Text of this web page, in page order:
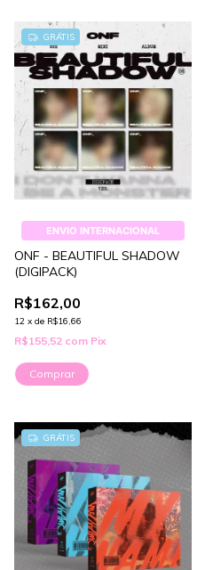
GRÁTIS
ENVIO INTERNACIONAL
ONF - BEAUTIFUL SHADOW
(DIGIPACK)
R$162,00
12 x de R$16,66
R$155,52 com Pix
Comprar
GRÁTIS